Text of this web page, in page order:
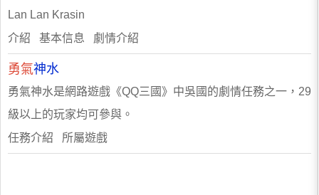
Lan Lan Krasin
介紹 基本信息 劇情介紹
勇氣神水
勇氣神水是網路遊戲《QQ三國》中吳國的劇情任務之一，29
級以上的玩家均可參與。
任務介紹 所屬遊戲